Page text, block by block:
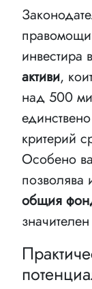
инвестира
активи,
над 500
критерий
Особено
позволява
общия